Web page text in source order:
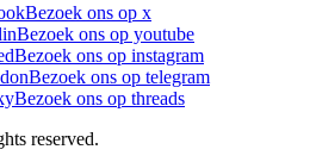
Bezoek ons op x
Bezoek ons op youtube
Bezoek ons op instagram
Bezoek ons op telegram
Bezoek ons op threads
reserved.